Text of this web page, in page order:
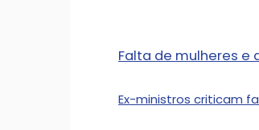
Falta de mulheres e
Ex-ministros criticam